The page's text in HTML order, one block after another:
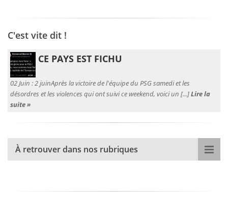
C'est vite dit !
CE PAYS EST FICHU
02 Juin :2 juinAprès la victoire de l'équipe du PSG samedi et les
désordres et les violences qui ont suivi ce weekend, voici un [...]Lire la
suite »
À retrouver dans nos rubriques